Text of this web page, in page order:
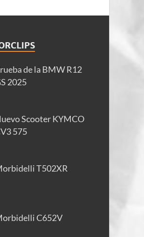
de la BMW R12
2025
Scooter KYMCO
575
T502XR
C652V